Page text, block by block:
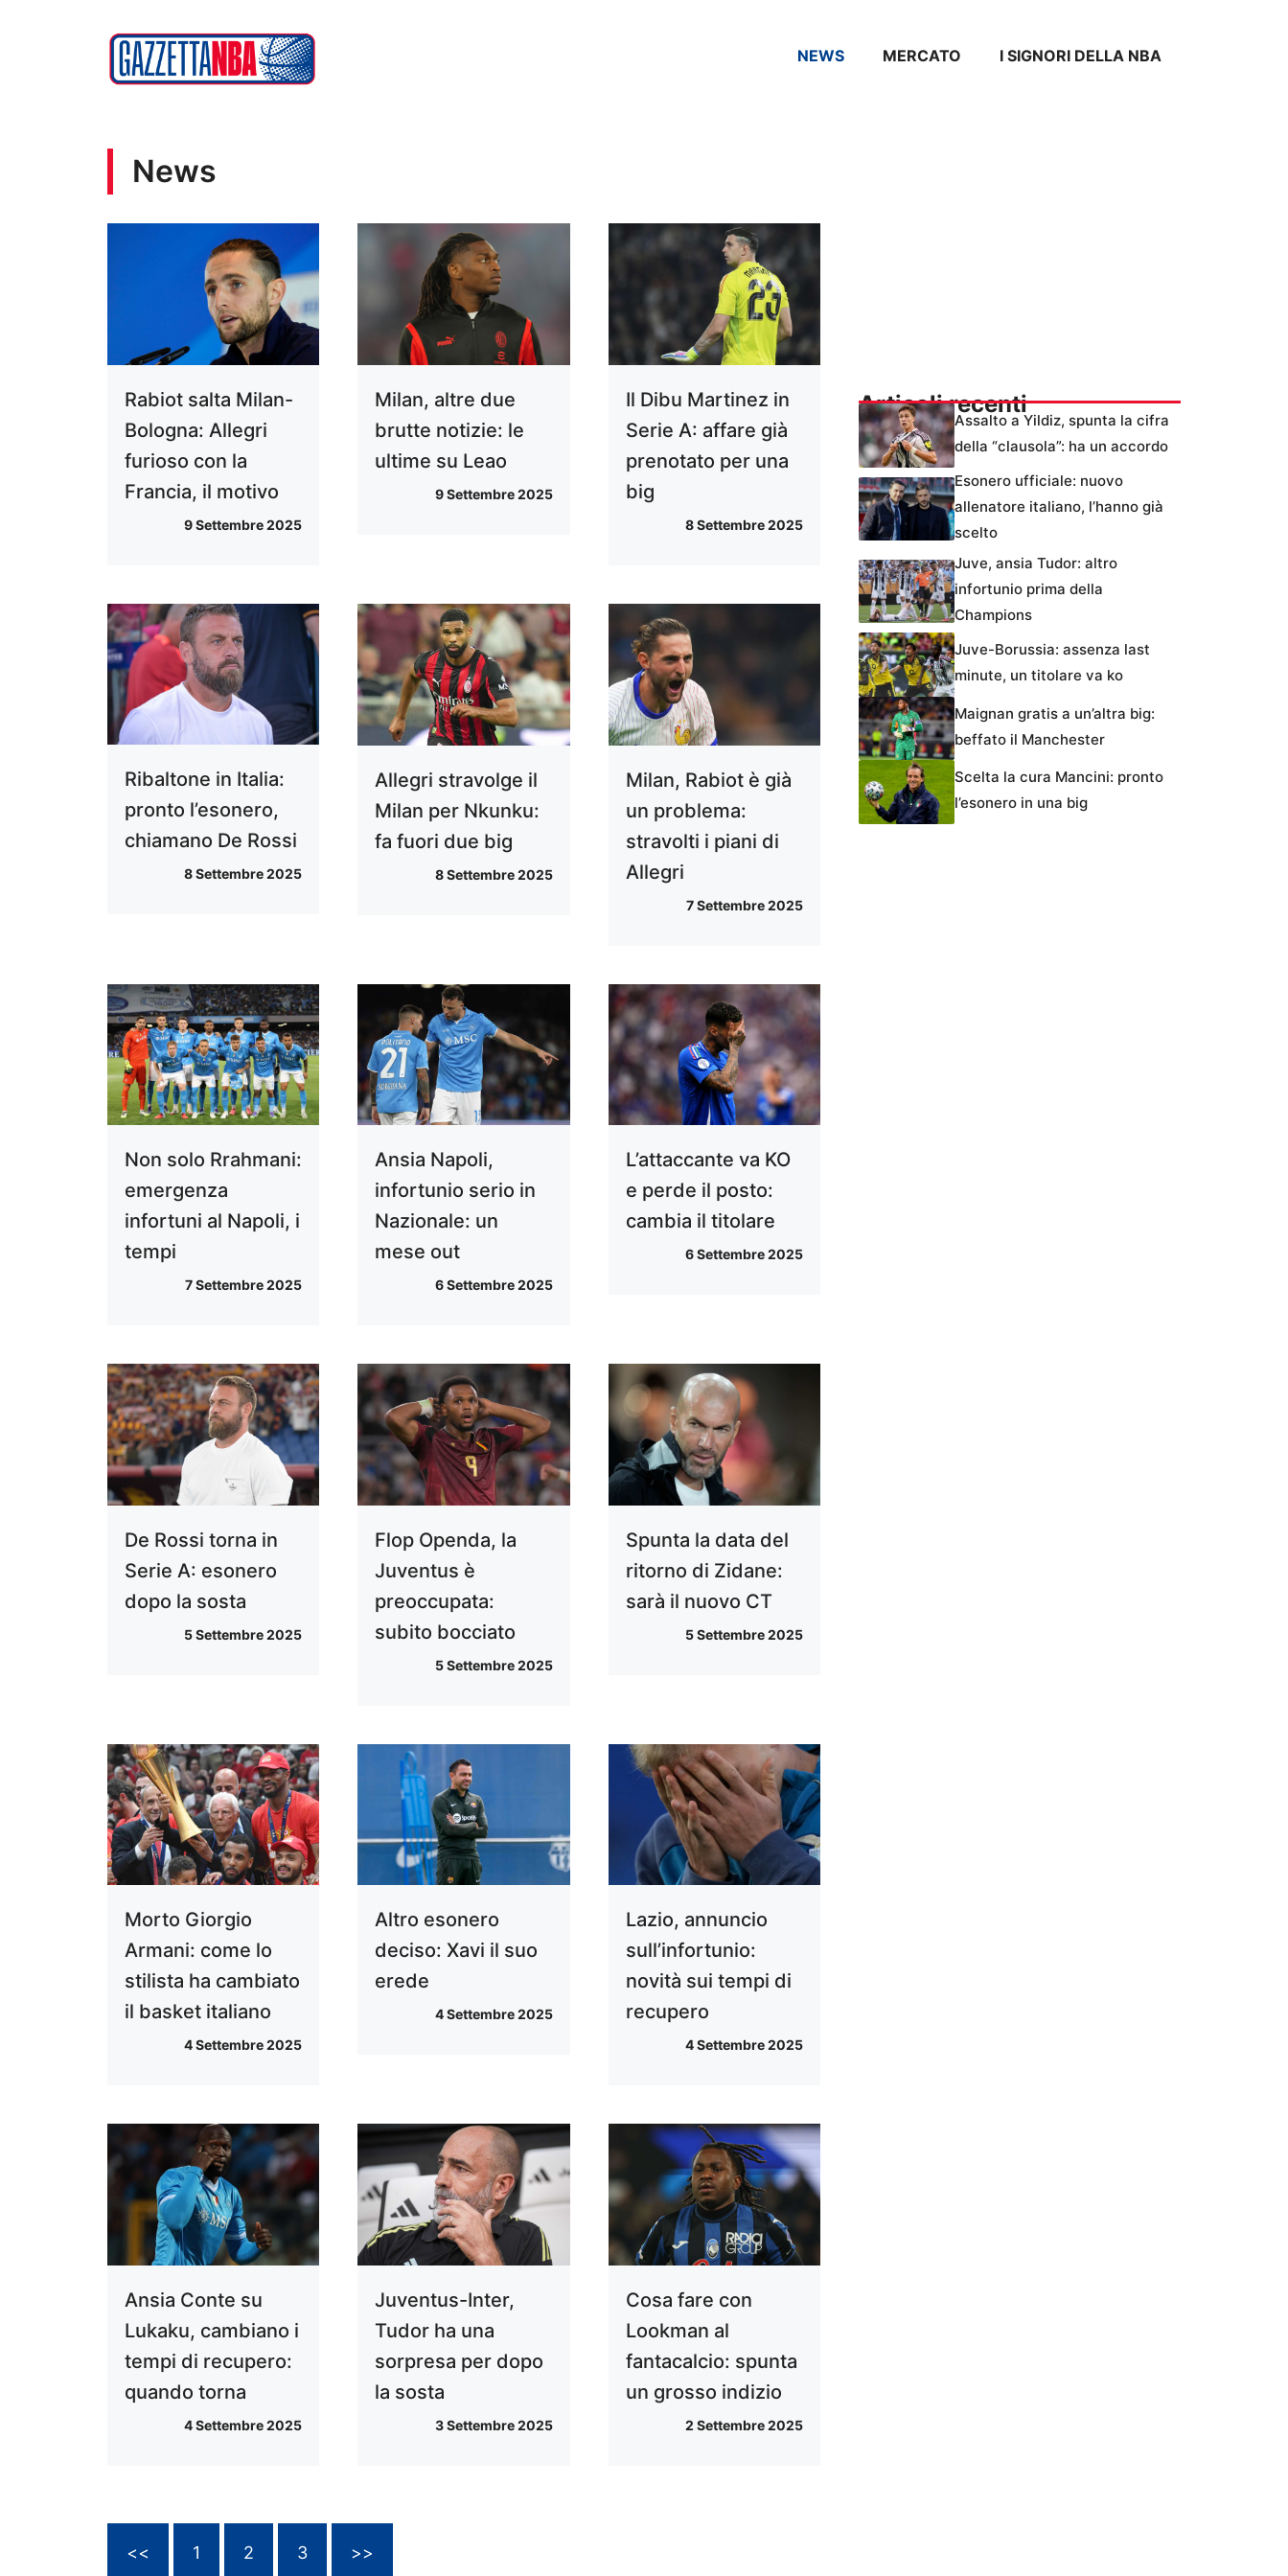
NEWS MERCATO I SIGNORI DELLA NBA
News
Rabiot salta Milan-
Bologna: Allegri
furioso con la
Francia, il motivo
9 Settembre 2025
Milan, altre due
brutte notizie: le
ultime su Leao
9 Settembre 2025
Il Dibu Martinez in
Serie A: affare già
prenotato per una
big
8 Settembre 2025
Ribaltone in Italia:
pronto l’esonero,
chiamano De Rossi
8 Settembre 2025
Allegri stravolge il
Milan per Nkunku:
fa fuori due big
8 Settembre 2025
Milan, Rabiot è già
un problema:
stravolti i piani di
Allegri
7 Settembre 2025
Non solo Rrahmani:
emergenza
infortuni al Napoli, i
tempi
7 Settembre 2025
Ansia Napoli,
infortunio serio in
Nazionale: un
mese out
6 Settembre 2025
L’attaccante va KO
e perde il posto:
cambia il titolare
6 Settembre 2025
De Rossi torna in
Serie A: esonero
dopo la sosta
5 Settembre 2025
Flop Openda, la
Juventus è
preoccupata:
subito bocciato
5 Settembre 2025
Spunta la data del
ritorno di Zidane:
sarà il nuovo CT
5 Settembre 2025
Morto Giorgio
Armani: come lo
stilista ha cambiato
il basket italiano
4 Settembre 2025
Altro esonero
deciso: Xavi il suo
erede
4 Settembre 2025
Lazio, annuncio
sull’infortunio:
novità sui tempi di
recupero
4 Settembre 2025
Ansia Conte su
Lukaku, cambiano i
tempi di recupero:
quando torna
4 Settembre 2025
Juventus-Inter,
Tudor ha una
sorpresa per dopo
la sosta
3 Settembre 2025
Cosa fare con
Lookman al
fantacalcio: spunta
un grosso indizio
2 Settembre 2025
<< 1 2 3 >>
Articoli recenti
Assalto a Yildiz, spunta la cifra
della “clausola”: ha un accordo
Esonero ufficiale: nuovo
allenatore italiano, l’hanno già
scelto
Juve, ansia Tudor: altro
infortunio prima della
Champions
Juve-Borussia: assenza last
minute, un titolare va ko
Maignan gratis a un’altra big:
beffato il Manchester
Scelta la cura Mancini: pronto
l’esonero in una big